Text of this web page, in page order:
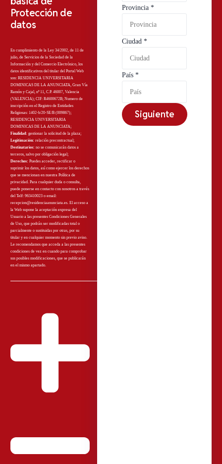
Protección de
datos
En cumplimiento de la Ley 34/2002, de 11 de
julio, de Servicios de la Sociedad de la
Información y del Comercio Electrónico, los
datos identificativos del titular del Portal Web
son: RESIDENCIA UNIVERSITARIA
DOMINICAS DE LA ANUNCIATA, Gran Vía
Ramón y Cajal, nº 11, C.P. 46007, Valencia
(VALENCIA); CIF: R4600672B; Numero de
inscripción en el Registro de Entidades
Religiosas: 1402-b/20-SE/B (009867);
RESIDENCIA UNIVERSITARIA
DOMINICAS DE LA ANUNCIATA;
Finalidad: gestionar la solicitud de la plaza;
Legitimación: relación precontractual;
Destinatarios: no se comunicarán datos a
terceros, salvo por obligación legal;
Derechos: Puedes acceder, rectificar o
suprimir los datos, así como ejercer los derechos
que se mencionan en nuestra Política de
privacidad. Para cualquier duda o consulta,
puede ponerse en contacto con nosotros a través
del Telf: 963410023 o email:
recepcion@residenciaanunciata.es.El acceso a
la Web supone la aceptación expresa del
Usuario a las presentes Condiciones Generales
de Uso, que podrán ser modificadas total o
parcialmente o sustituidas por otras, por su
titular y en cualquier momento sin previo aviso.
Le recomendamos que acceda a las presentes
condiciones de vez en cuando para comprobar
sus posibles modificaciones, que se publicarán
en el mismo apartado.
Provincia *
Ciudad *
País *
Siguiente